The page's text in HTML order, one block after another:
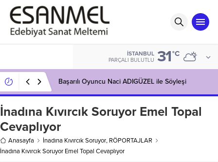
İSTANBUL
PARÇALI BULUTLU 31°C
Başarılı Oyuncu Naci ADIGÜZEL ile Söyleşi
İnadına Kıvırcık Soruyor Emel Topal
Cevaplıyor
Anasayfa İnadına Kıvırcık Soruyor, RÖPORTAJLAR
İnadına Kıvırcık Soruyor Emel Topal Cevaplıyor